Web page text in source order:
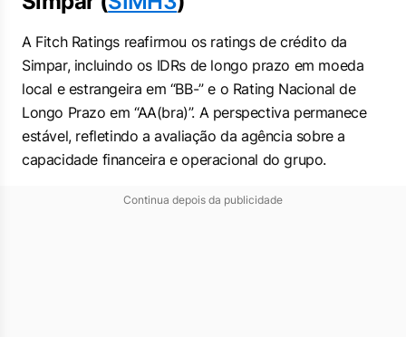
A Fitch Ratings reafirmou os ratings de crédito da
Simpar, incluindo os IDRs de longo prazo em moeda
local e estrangeira em “BB-” e o Rating Nacional de
Longo Prazo em “AA(bra)”. A perspectiva permanece
estável, refletindo a avaliação da agência sobre a
capacidade financeira e operacional do grupo.
Continua depois da publicidade